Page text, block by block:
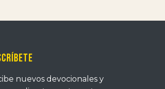
nuevos devocionales y